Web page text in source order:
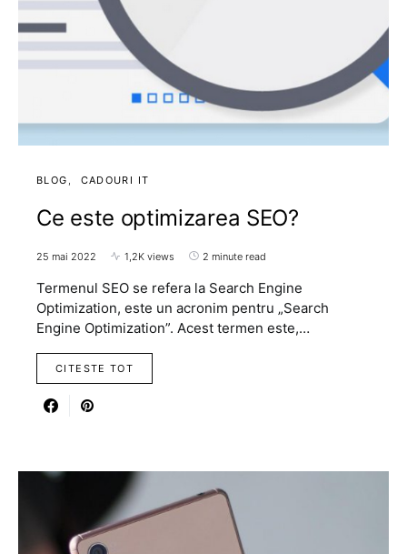
BLOG CADOURI IT
Ce este optimizarea SEO?
25 mai 2022 1,2K views 2 minute read
Termenul SEO se refera la Search Engine
Optimization, este un acronim pentru „Search
Engine Optimization”. Acest termen este,…
CITESTE TOT